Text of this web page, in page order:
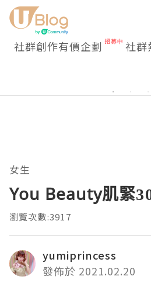
社群創作有價企劃 社群
女生
You Beauty肌緊
瀏覽次數:3917
yumiprincess
發佈於 2021.02.20